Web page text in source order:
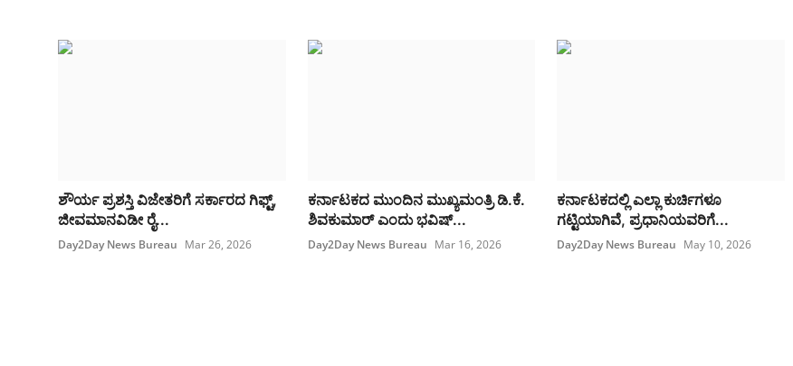
ಶೌರ್ಯ ಪ್ರಶಸ್ತಿ ವಿಜೇತರಿಗೆ ಸರ್ಕಾರದ ಗಿಫ್ಟ್​,
ಜೀವಮಾನವಿಡೀ ರೈ...
Day2Day News Bureau Mar 26, 2026
ಕರ್ನಾಟಕದ ಮುಂದಿನ ಮುಖ್ಯಮಂತ್ರಿ ಡಿ.ಕೆ.
ಶಿವಕುಮಾರ್ ಎಂದು ಭವಿಷ್...
Day2Day News Bureau Mar 16, 2026
ಕರ್ನಾಟಕದಲ್ಲಿ ಎಲ್ಲಾ ಕುರ್ಚಿಗಳೂ
ಗಟ್ಟಿಯಾಗಿವೆ, ಪ್ರಧಾನಿಯವರಿಗೆ...
Day2Day News Bureau May 10, 2026